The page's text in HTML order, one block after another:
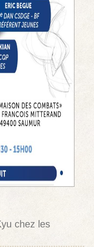
chez les